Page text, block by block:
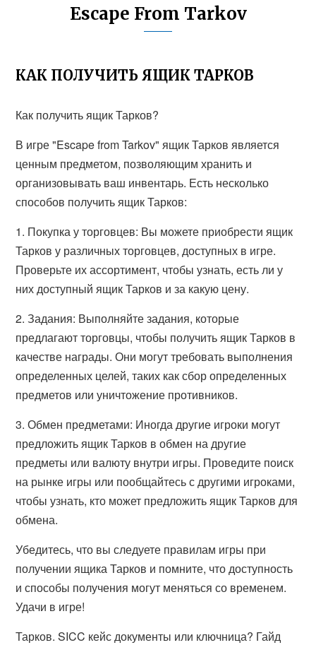
Escape From Tarkov
КАК ПОЛУЧИТЬ ЯЩИК ТАРКОВ
Как получить ящик Тарков?
В игре "Escape from Tarkov" ящик Тарков является
ценным предметом, позволяющим хранить и
организовывать ваш инвентарь. Есть несколько
способов получить ящик Тарков:
1. Покупка у торговцев: Вы можете приобрести ящик
Тарков у различных торговцев, доступных в игре.
Проверьте их ассортимент, чтобы узнать, есть ли у
них доступный ящик Тарков и за какую цену.
2. Задания: Выполняйте задания, которые
предлагают торговцы, чтобы получить ящик Тарков в
качестве награды. Они могут требовать выполнения
определенных целей, таких как сбор определенных
предметов или уничтожение противников.
3. Обмен предметами: Иногда другие игроки могут
предложить ящик Тарков в обмен на другие
предметы или валюту внутри игры. Проведите поиск
на рынке игры или пообщайтесь с другими игроками,
чтобы узнать, кто может предложить ящик Тарков для
обмена.
Убедитесь, что вы следуете правилам игры при
получении ящика Тарков и помните, что доступность
и способы получения могут меняться со временем.
Удачи в игре!
Тарков. SICC кейс документы или ключница? Гайд